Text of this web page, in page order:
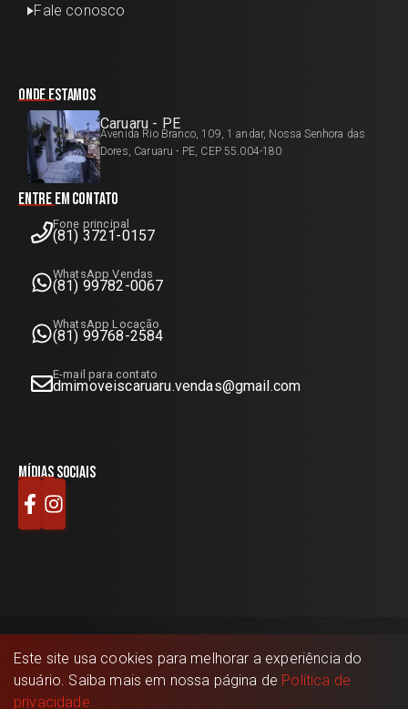
Fale conosco
Onde estamos
Caruaru - PE
Avenida Rio Branco, 109, 1 andar, Nossa Senhora das
Dores, Caruaru - PE, CEP 55.004-180
Entre em contato
Fone principal
(81) 3721-0157
WhatsApp Vendas
(81) 99782-0067
WhatsApp Locação
(81) 99768-2584
E-mail para contato
dmimoveiscaruaru.vendas@gmail.com
Mídias sociais
DM Imóveis©2026 - Todos os direitos reservados.
Este site usa cookies para melhorar a experiência do
usuário. Saiba mais em nossa página de Política de
privacidade